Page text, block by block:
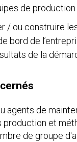
de production
/ ou construire
bord de
de la
agents de
production et
de groupe